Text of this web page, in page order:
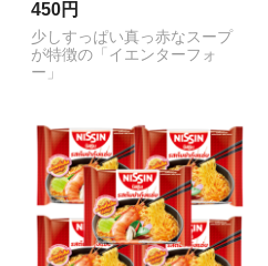
450円
少しすっぱい真っ赤なスープ
が特徴の「イエンターフォ
ー」